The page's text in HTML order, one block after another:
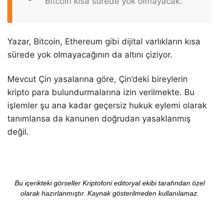
Yazar, Bitcoin, Ethereum gibi dijital varlıkların kısa
sürede yok olmayacağının da altını çiziyor.
Mevcut Çin yasalarına göre, Çin’deki bireylerin
kripto para bulundurmalarına izin verilmekte. Bu
işlemler şu ana kadar geçersiz hukuk eylemi olarak
tanımlansa da kanunen doğrudan yasaklanmış
değil.
Bu içerikteki görseller Kriptofoni editoryal ekibi tarafından özel
olarak hazırlanmıştır. Kaynak gösterilmeden kullanılamaz.